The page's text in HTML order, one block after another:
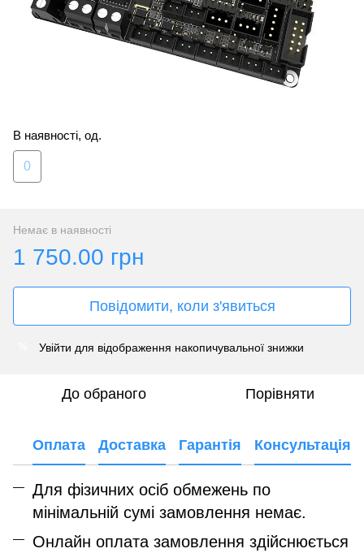
В наявності, од.
0
Немає в наявності
1 750.00 грн
Повідомити, коли з'явиться
Увійти для відображення накопичувальної знижки
До обраного Порівняти
Оплата Доставка Гарантія Консультація
Для фізичних осіб обмежень по
мінімальній сумі замовлення немає.
Онлайн оплата замовлення здійснюється